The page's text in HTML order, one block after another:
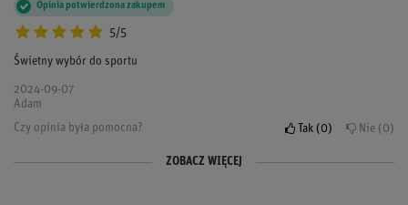
5/5
Opinia potwierdzona zakupem
Świetny wybór do sportu
2024-09-07
Adam
Czy opinia była pomocna?
Tak 0 Nie 0
Opinia potwierdzona zakupem
Opinia potwierdzona zakupem ZOBACZ WIĘCEJ